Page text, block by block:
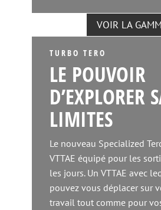
VOIR LA
TURBO TERO
LE POUVOIR
D’EXPLORER
LIMITES
Le nouveau Specialized
VTTAE équipé pour les
les jours. Un VTTAE avec
pouvez vous déplacer sur
travail tout comme pour